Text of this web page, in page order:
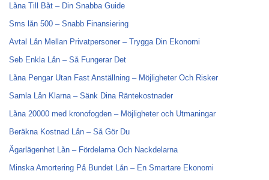
Låna Till Båt – Din Snabba Guide
Sms lån 500 – Snabb Finansiering
Avtal Lån Mellan Privatpersoner – Trygga Din Ekonomi
Seb Enkla Lån – Så Fungerar Det
Låna Pengar Utan Fast Anställning – Möjligheter Och Risker
Samla Lån Klarna – Sänk Dina Räntekostnader
Låna 20000 med kronofogden – Möjligheter och Utmaningar
Beräkna Kostnad Lån – Så Gör Du
Ägarlägenhet Lån – Fördelarna Och Nackdelarna
Minska Amortering På Bundet Lån – En Smartare Ekonomi